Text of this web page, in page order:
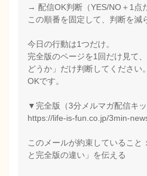
→ 配信OK判断（YES/NO＋1点
この順番を固定して、判断を減
今日の行動は1つだけ。
完全版のページを1回だけ見て
どうか」だけ判断してください
OKです。
▼完全版（3分メルマガ配信キッ
https://life-is-fun.co.jp/3min-
このメールが約束していること
と完全版の違い」を伝える